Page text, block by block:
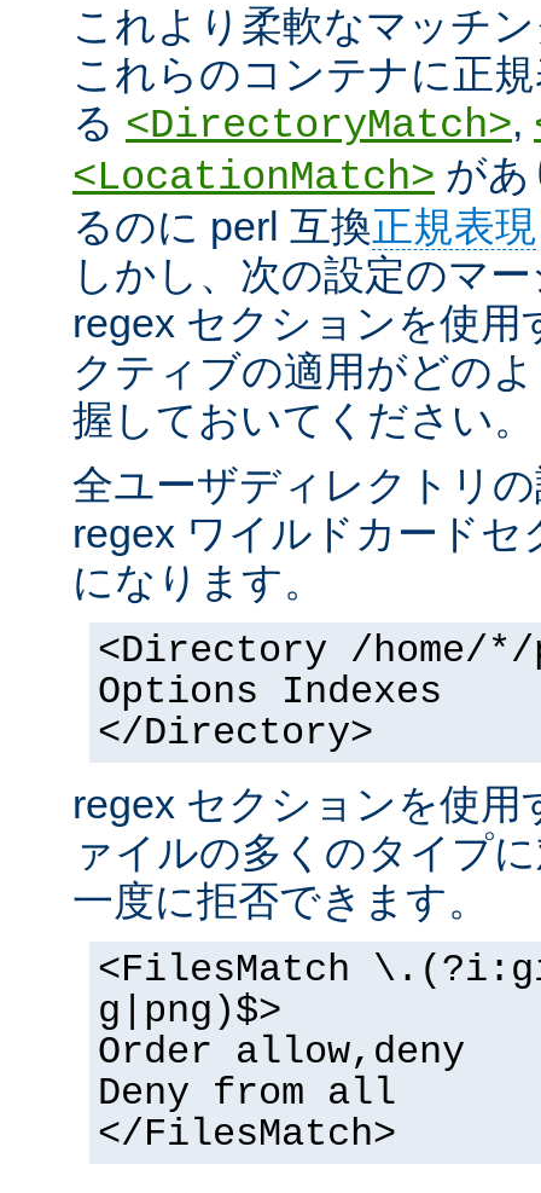
これより柔軟なマッチ
これらのコンテナに正
る <DirectoryMatch>,
<LocationMatch> があ
るのに perl 互換正規表現
しかし、次の設定のマ
regex セクションを使
クティブの適用がどの
握しておいてください。
全ユーザディレクトリ
regex ワイルドカード
になります。
<Directory /home/
Options Indexes
</Directory>
regex セクションを使
ァイルの多くのタイプ
一度に拒否できます。
<FilesMatch
g|png)$>
Order allow,deny
Deny from all
</FilesMatch>